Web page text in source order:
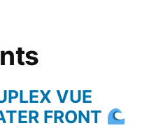
VUE
FRONT